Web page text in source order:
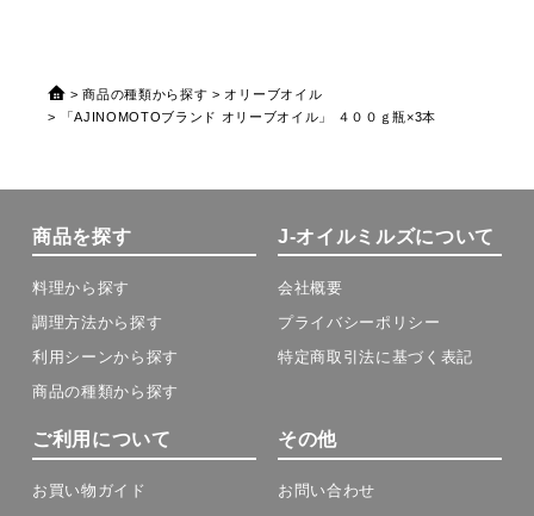
商品の種類から探す
オリーブオイル
「AJINOMOTOブランド オリーブオイル」 ４００ｇ瓶×3本
商品を探す
料理から探す
調理方法から探す
利用シーンから探す
商品の種類から探す
J-オイルミルズについて
会社概要
プライバシーポリシー
特定商取引法に基づく表記
ご利用について
お買い物ガイド
その他
お問い合わせ